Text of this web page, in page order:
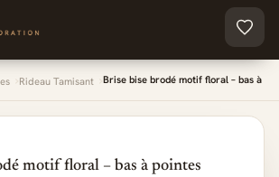
Rideau Tamisant Brise bise brodé motif floral – bas à
motif floral – bas à pointes